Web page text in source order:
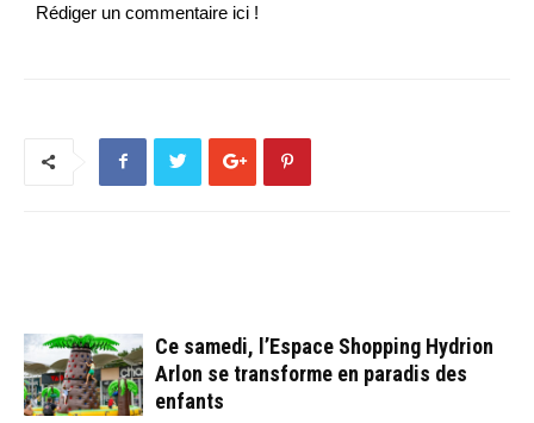
Rédiger un commentaire ici !
Ce samedi, l’Espace Shopping Hydrion
Arlon se transforme en paradis des
enfants